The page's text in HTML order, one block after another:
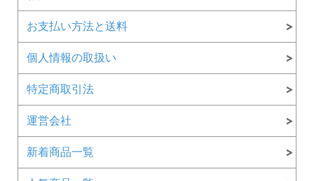
お支払い方法と送料
個人情報の取扱い
特定商取引法
運営会社
新着商品一覧